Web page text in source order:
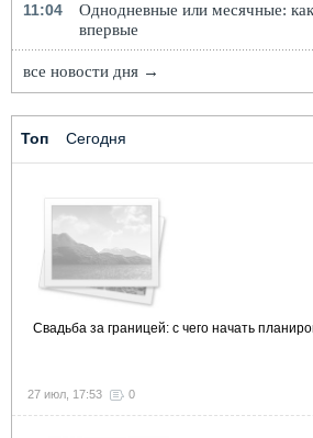
11:04
Однодневные или месячные:
впервые
все новости дня →
Топ Сегодня
Свадьба за границей: с чего начать
27 июл, 17:53 0